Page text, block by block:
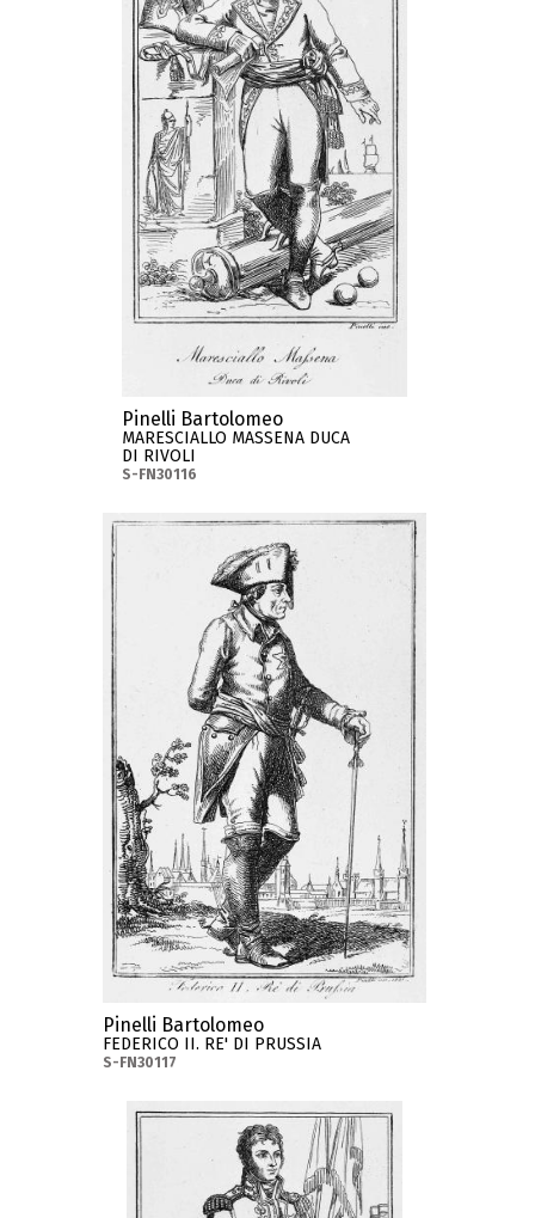
Pinelli Bartolomeo
MARESCIALLO MASSENA DUCA
DI RIVOLI
S-FN30116
Pinelli Bartolomeo
FEDERICO II. RE' DI PRUSSIA
S-FN30117